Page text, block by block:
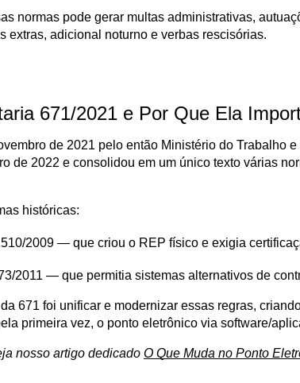
normas pode gerar multas administrativas,
extras, adicional noturno e verbas rescisórias.
671/2021 e Por Que Ela
de 2021 pelo então Ministério do Trabalho
de 2022 e consolidou em um único texto várias
históricas:
2009 — que criou o REP físico e exigia
2011 — que permitia sistemas alternativos de
671 foi unificar e modernizar essas regras,
primeira vez, o ponto eletrônico via software/
nosso artigo dedicado O Que Muda no Ponto